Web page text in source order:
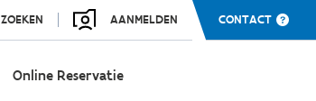
ZOEKEN AANMELDEN CONTACT
Online Reservatie